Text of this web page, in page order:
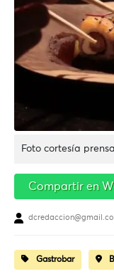
Foto cortesía prensa
Compartir en
Gastrobar